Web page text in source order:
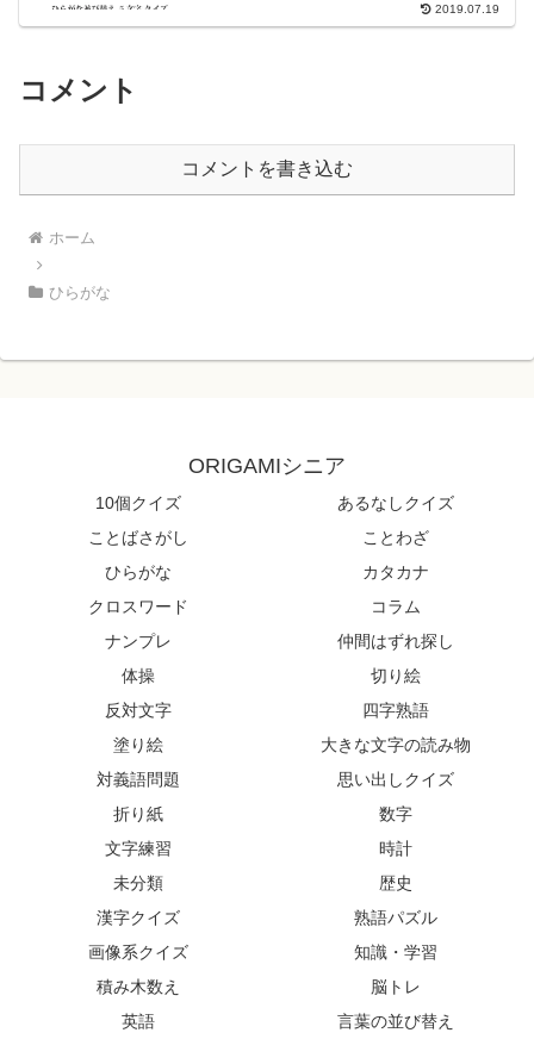
2019.07.19
コメント
コメントを書き込む
ホーム
ひらがな
ORIGAMIシニア
10個クイズ
あるなしクイズ
ことばさがし
ことわざ
ひらがな
カタカナ
クロスワード
コラム
ナンプレ
仲間はずれ探し
体操
切り絵
反対文字
四字熟語
塗り絵
大きな文字の読み物
対義語問題
思い出しクイズ
折り紙
数字
文字練習
時計
未分類
歴史
漢字クイズ
熟語パズル
画像系クイズ
知識・学習
積み木数え
脳トレ
英語
言葉の並び替え